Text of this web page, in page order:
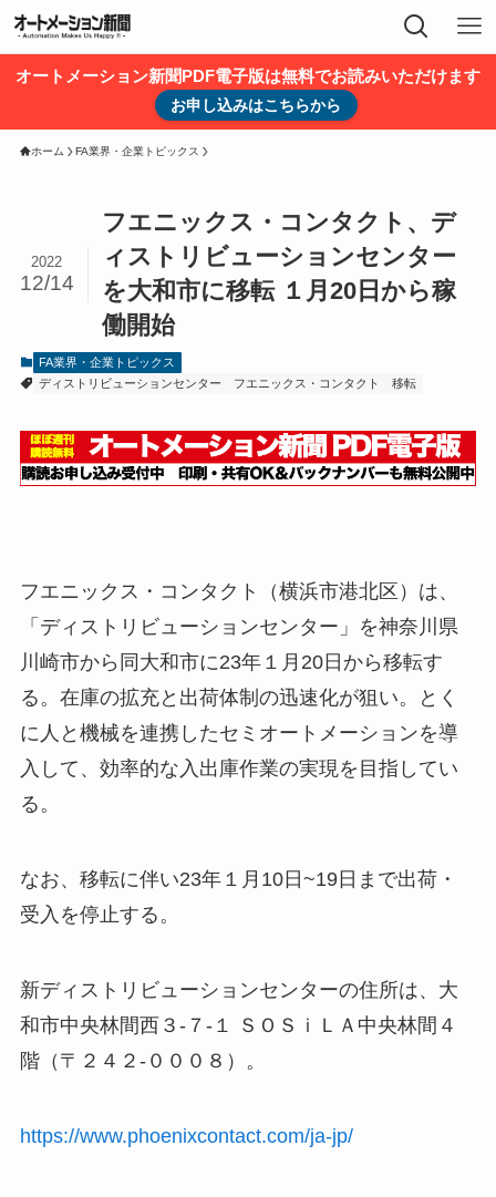
オートメーション新聞PDF電子版は無料でお読みいただけます
お申し込みはこちらから
ホーム FA業界・企業トピックス
フエニックス・コンタクト、デ
ィストリビューションセンター
を大和市に移転 １月20日から稼
働開始
2022
12/14
FA業界・企業トピックス
ディストリビューションセンター
フエニックス・コンタクト 移転
フエニックス・コンタクト（横浜市港北区）は、
「ディストリビューションセンター」を神奈川県
川崎市から同大和市に23年１月20日から移転す
る。在庫の拡充と出荷体制の迅速化が狙い。とく
に人と機械を連携したセミオートメーションを導
入して、効率的な入出庫作業の実現を目指してい
る。
なお、移転に伴い23年１月10日~19日まで出荷・
受入を停止する。
新ディストリビューションセンターの住所は、大
和市中央林間西３-７-１ ＳＯＳｉＬＡ中央林間４
階（〒２４２-０００８）。
https://www.phoenixcontact.com/ja-jp/